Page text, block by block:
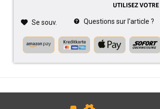
Se souv. Questions sur l'article ?